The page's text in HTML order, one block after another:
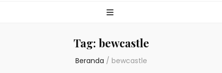
Tag: bewcastle
Beranda / bewcastle